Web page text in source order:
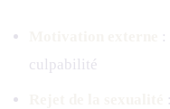
culpabilité